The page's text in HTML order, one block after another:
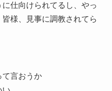
仕向けられてるし、やっ
様、見事に調教されてら
て言おうか